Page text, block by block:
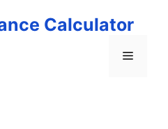
Calculator
Menu